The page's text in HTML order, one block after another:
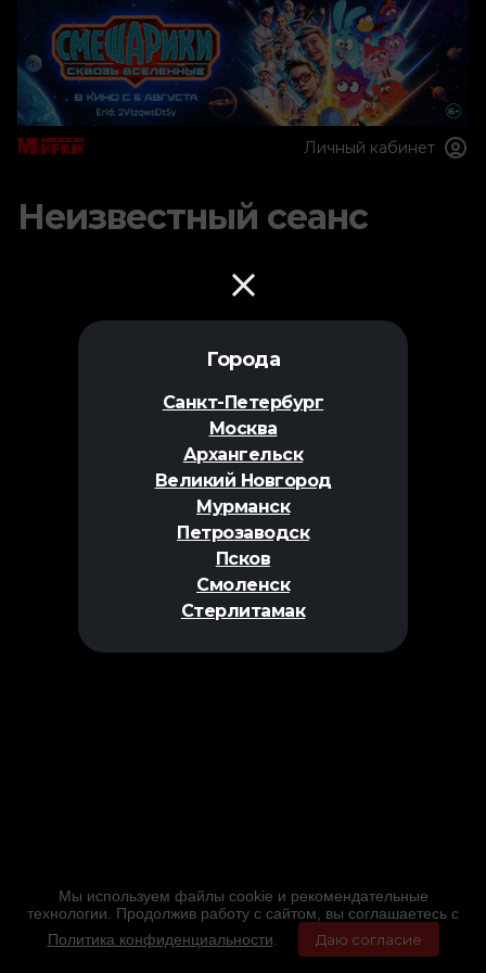
Города
Санкт-Петербург
Москва
Архангельск
Великий Новгород
Мурманск
Петрозаводск
Псков
Смоленск
Стерлитамак
Личный кабинет
Неизвестный сеанс
Мы используем файлы cookie и рекомендательные
технологии. Продолжив работу с сайтом, вы соглашаетесь с
Политика конфиденциальности
Даю согласие